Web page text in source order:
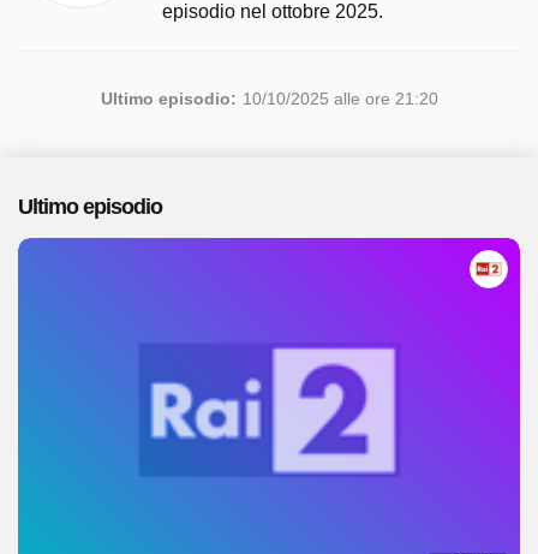
episodio nel ottobre 2025.
Ultimo episodio: 10/10/2025 alle ore 21:20
Ultimo episodio